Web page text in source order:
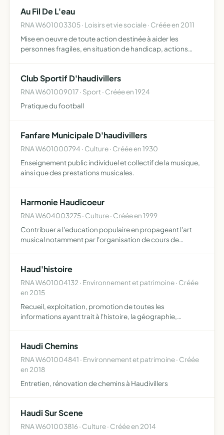
Au Fil De L'eau
RNA W601003305 · Loisirs et vie sociale · Créée en 2011
Mise en oeuvre de toute action destinée à aider les
personnes fragiles, en situation de handicap, actions
Club Sportif D'haudivillers
RNA W601009017 · Sport · Créée en 1924
Pratique du football
Fanfare Municipale D'haudivillers
RNA W601000794 · Culture · Créée en 1930
Enseignement public individuel et collectif de la musique,
ainsi que des prestations musicales.
Harmonie Haudicoeur
RNA W604003275 · Culture · Créée en 1999
Contribuer a l'education populaire en propageant l'art
musical notamment par l'organisation de cours de
Haud'histoire
RNA W601004132 · Environnement et patrimoine · Créée
en 2015
Recueil, exploitation, promotion de toutes les
informations ayant trait à l'histoire, la géographie,
Haudi Chemins
RNA W601004841 · Environnement et patrimoine · Créée
en 2018
Entretien, rénovation de chemins à Haudivillers
Haudi Sur Scene
RNA W601003816 · Culture · Créée en 2014